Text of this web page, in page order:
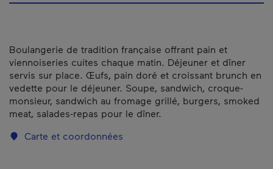
Boulangerie de tradition française offrant pain et
viennoiseries cuites chaque matin. Déjeuner et dîner
servis sur place. Œufs, pain doré et croissant brunch en
vedette pour le déjeuner. Soupe, sandwich, croque-
monsieur, sandwich au fromage grillé, burgers, smoked
meat, salades-repas pour le dîner.
Carte et coordonnées